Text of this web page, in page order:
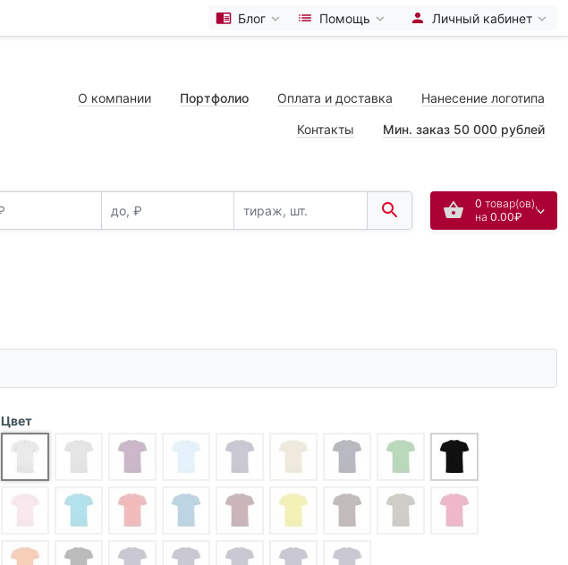
Блог Помощь Личный кабинет
О компании Портфолио Оплата и доставка Нанесение логотипа
Контакты Мин. заказ 50 000 рублей
0 товар(ов),
на 0.00₽
Цвет